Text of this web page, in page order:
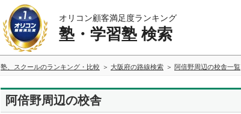
オリコン顧客満足度ランキング
塾・学習塾 検索
塾、スクールのランキング・比較 大阪府の路線検索 阿倍野周辺の校舎一覧
阿倍野周辺の校舎